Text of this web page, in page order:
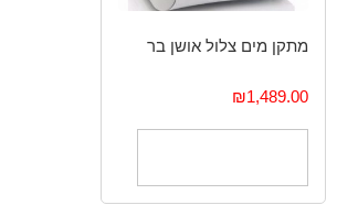
מתקן מים ‏צלול אושן בר
₪1,489.00